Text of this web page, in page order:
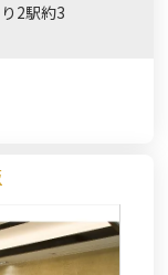
2駅約3